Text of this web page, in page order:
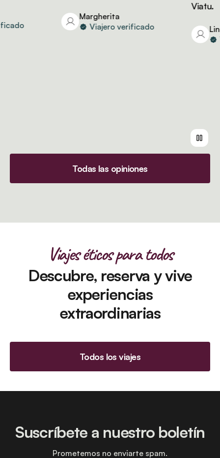
Margherita
Viajero verificado
Viatu.
Linda
Todas las opiniones
Viajes éticos para todos
Descubre, reserva y vive
experiencias
extraordinarias
Todos los viajes
Suscríbete a nuestro boletín
Prometemos no enviarte spam.